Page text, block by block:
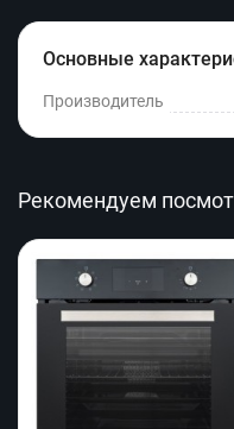
Основные
Производитель
Рекомендуем